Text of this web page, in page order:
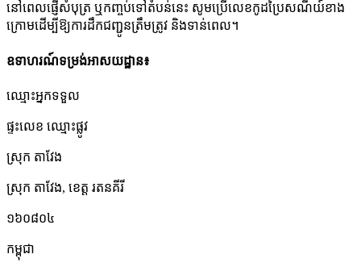
នៅពេលផ្ញើសំបុត្រ ឬកញ្ចប់ទៅតំបន់នេះ សូមប្រើលេខកូដប្រៃសណីយ៍ខាង
ក្រោមដើម្បីឱ្យការដឹកជញ្ជូនត្រឹមត្រូវ និងទាន់ពេល។
ឧទាហរណ៍ទម្រង់អាសយដ្ឋាន៖
ឈ្មោះអ្នកទទួល
ផ្ទះលេខ ឈ្មោះផ្លូវ
ស្រុក តាវែង
ស្រុក តាវែង, ខេត្ត រតនគីរី
១៦០៨០៤
កម្ពុជា